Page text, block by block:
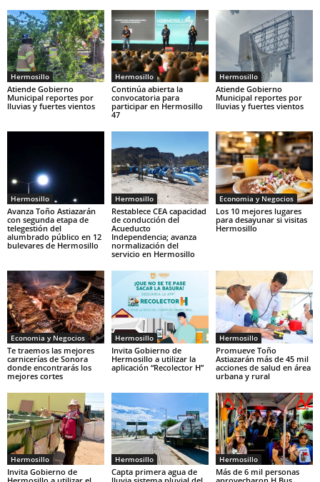
Hermosillo
Atiende Gobierno
Municipal reportes por
lluvias y fuertes vientos
Hermosillo
Continúa abierta la
convocatoria para
participar en Hermosillo
47
Hermosillo
Atiende Gobierno
Municipal reportes por
lluvias y fuertes vientos
Hermosillo
Avanza Toño Astiazarán
con segunda etapa de
telegestión del
alumbrado público en 12
bulevares de Hermosillo
Hermosillo
Restablece CEA capacidad
de conducción del
Acueducto
Independencia; avanza
normalización del
servicio en Hermosillo
Economia y Negocios
Los 10 mejores lugares
para desayunar si visitas
Hermosillo
Economia y Negocios
Te traemos las mejores
carnicerías de Sonora
donde encontrarás los
mejores cortes
Hermosillo
Invita Gobierno de
Hermosillo a utilizar la
aplicación “Recolector H”
Hermosillo
Promueve Toño
Astiazarán más de 45 mil
acciones de salud en área
urbana y rural
Hermosillo
Invita Gobierno de
Hermosillo
Capta primera agua de
Hermosillo
Más de 6 mil personas